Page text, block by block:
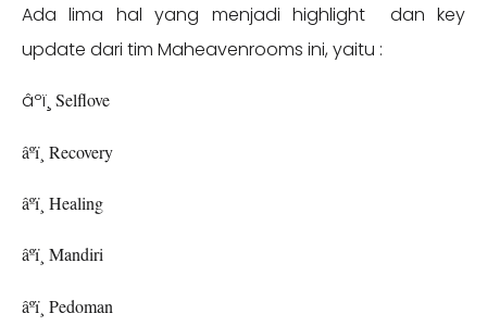
Ada lima hal yang menjadi highlight dan key
update dari tim Maheavenrooms ini, yaitu :
âºï¸ Selflove
âºï¸ Recovery
âºï¸ Healing
âºï¸ Mandiri
âºï¸ Pedoman